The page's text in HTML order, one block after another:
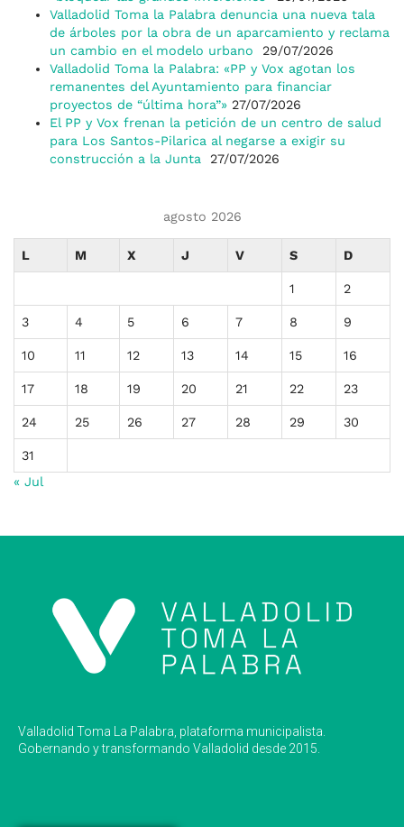
Valladolid Toma la Palabra denuncia una nueva tala
de árboles por la obra de un aparcamiento y reclama
un cambio en el modelo urbano
29/07/2026
Valladolid Toma la Palabra: «PP y Vox agotan los
remanentes del Ayuntamiento para financiar
proyectos de “última hora”» 27/07/2026
El PP y Vox frenan la petición de un centro de salud
para Los Santos-Pilarica al negarse a exigir su
construcción a la Junta
27/07/2026
agosto 2026
L M X J V S D
1 2
3 4 5 6 7 8 9
10 11 12 13 14 15 16
17 18 19 20 21 22 23
24 25 26 27 28 29 30
31
« Jul
Valladolid Toma La Palabra, plataforma municipalista.
Gobernando y transformando Valladolid desde 2015.